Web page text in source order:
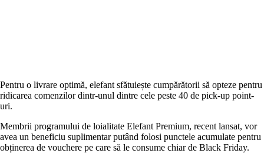
Pentru o livrare optimă, elefant sfătuiește cumpărătorii să opteze pentru
ridicarea comenzilor dintr-unul dintre cele peste 40 de pick-up point-
uri.
Membrii programului de loialitate Elefant Premium, recent lansat, vor
avea un beneficiu suplimentar putând folosi punctele acumulate pentru
obținerea de vouchere pe care să le consume chiar de Black Friday.